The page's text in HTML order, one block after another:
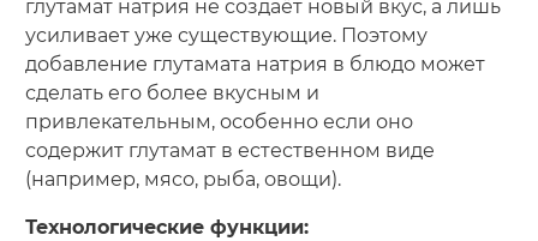
глутамат натрия не создаёт новый вкус, а лишь
усиливает уже существующие. Поэтому
добавление глутамата натрия в блюдо может
сделать его более вкусным и
привлекательным, особенно если оно
содержит глутамат в естественном виде
(например, мясо, рыба, овощи).
Технологические функции: